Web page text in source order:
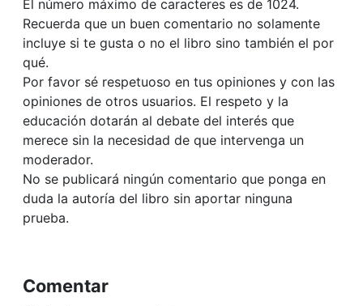
El número máximo de caracteres es de 1024.
Recuerda que un buen comentario no solamente
incluye si te gusta o no el libro sino también el por
qué.
Por favor sé respetuoso en tus opiniones y con las
opiniones de otros usuarios. El respeto y la
educación dotarán al debate del interés que
merece sin la necesidad de que intervenga un
moderador.
No se publicará ningún comentario que ponga en
duda la autoría del libro sin aportar ninguna
prueba.
Comentar